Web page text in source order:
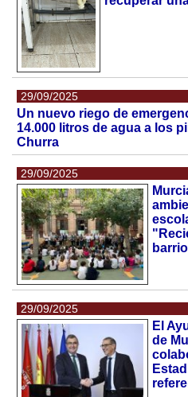
29/09/2025
Un nuevo riego de
14.000 litros de agua a los
Churra
29/09/2025
29/09/2025
El
de